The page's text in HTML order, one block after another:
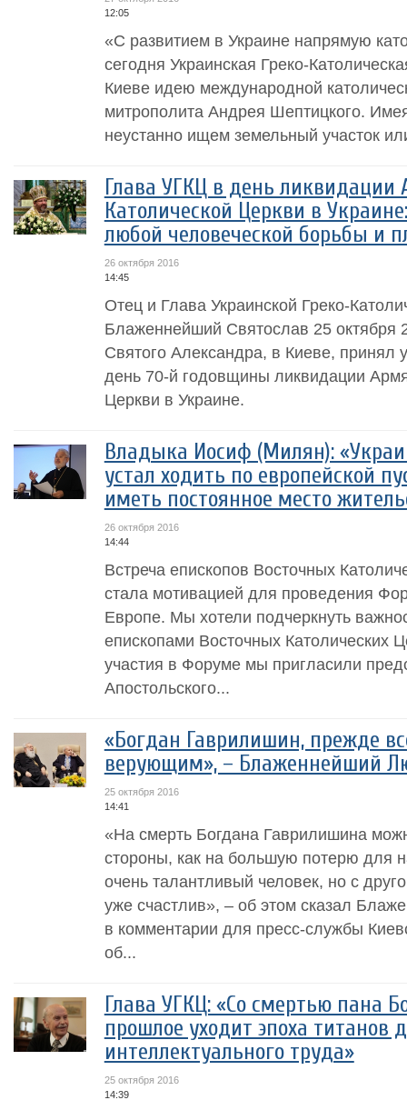
12:05
«С развитием в Украине напрямую
сегодня Украинская Греко-
Киеве идею международной
митрополита Андрея Шептицкого.
неустанно ищем земельный участок
Глава УГКЦ в день ликвидации
Католической Церкви в
любой человеческой борьбы и
26 октября 2016
14:45
Отец и Глава Украинской Греко-
Блаженнейший Святослав 25 октября
Святого Александра, в Киеве, принял
день 70-й годовщины ликвидации
Церкви в Украине.
Владыка Иосиф (Милян):
устал ходить по европейской
иметь постоянное место
26 октября 2016
14:44
Встреча епископов Восточных
стала мотивацией для проведения
Европе. Мы хотели подчеркнуть
епископами Восточных Католических
участия в Форуме мы пригласили
Апостольского...
«Богдан Гаврилишин, прежде
верующим», – Блаженнейший
25 октября 2016
14:41
«На смерть Богдана Гаврилишина
стороны, как на большую потерю для
очень талантливый человек, но с
уже счастлив», – об этом сказал
в комментарии для пресс-службы
об...
Глава УГКЦ: «Со смертью пана
прошлое уходит эпоха титанов
интеллектуального труда»
25 октября 2016
14:39